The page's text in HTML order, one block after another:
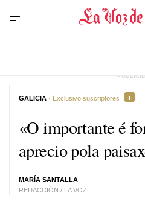
«O importante é
aprecio pola
MARÍA SANTALLA
REDACCIÓN / LA VOZ
GALICIA · Exclusivo suscriptores